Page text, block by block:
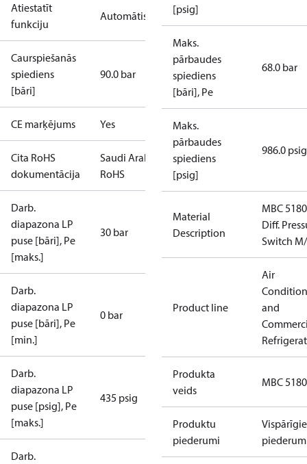
Atiestatīt
funkciju
Automātiski
Caurspiešanās
spiediens
[bāri]
90.0 bar
CE marķējums Yes
Cita RoHS
dokumentācija
Saudi Arabia
RoHS
Darb.
diapazona LP
puse [bāri], Pe
[maks.]
30 bar
Darb.
diapazona LP
puse [bāri], Pe
[min.]
0 bar
Darb.
diapazona LP
puse [psig], Pe
[maks.]
435 psig
Darb.
[psig]
Maks.
pārbaudes
spiediens
[bāri], Pe
68.0 bar
Maks.
pārbaudes
spiediens
[psig]
986.0 psig
Material
Description
MBC 5180
Diff.
Switch
Product line
Air
and
Produkta
veids
MBC 5180
Produktu
piederumi
Vispārīgie